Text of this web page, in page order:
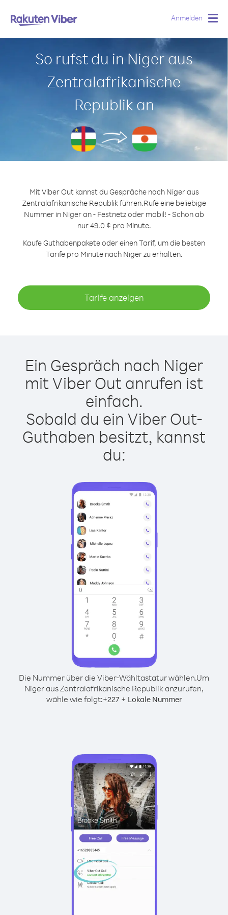
Anmelden
So rufst du in Niger aus
Zentralafrikanische
Republik an
Mit Viber Out kannst du Gespräche nach Niger aus
Zentralafrikanische Republik führen.Rufe eine beliebige
Nummer in Niger an - Festnetz oder mobil! - Schon ab
nur 49.0 ¢ pro Minute.
Kaufe Guthabenpakete oder einen Tarif, um die besten
Tarife pro Minute nach Niger zu erhalten.
Tarife anzeigen
Ein Gespräch nach Niger
mit Viber Out anrufen ist
einfach.
Sobald du ein Viber Out-
Guthaben besitzt, kannst
du:
Die Nummer über die Viber-Wähltastatur wählen.Um
Niger aus Zentralafrikanische Republik anzurufen,
wähle wie folgt:+227+ Lokale Nummer